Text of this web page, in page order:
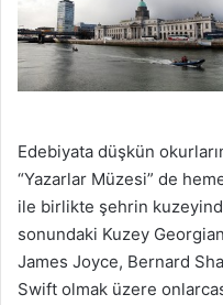
Edebiyata düşkün
“Yazarlar Müzesi” de
ile birlikte şehrin
sonundaki Kuzey
James Joyce, Bernard
Swift olmak üzere